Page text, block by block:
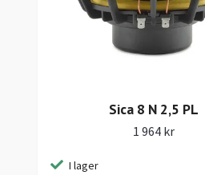
Sica 8 N 2,5 PL
1 964 kr
I lager